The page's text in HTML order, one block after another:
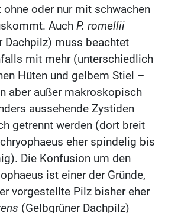
oder nur mit schwachen
Auch P. romellii
Dachpilz) muss beachtet
mit mehr (unterschiedlich
Hüten und gelbem Stiel –
aber außer makroskopisch
aussehende Zystiden
getrennt werden (dort breit
eher spindelig bis
Die Konfusion um den
ist einer der Gründe,
vorgestellte Pilz bisher eher
(Gelbgrüner Dachpilz)